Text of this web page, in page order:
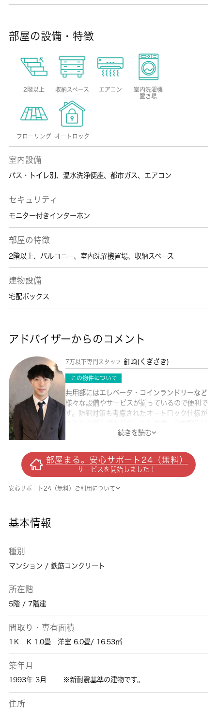
部屋の設備・特徴
2階以上 収納スペース エアコン
室内洗濯機
置き場
フローリング オートロック
室内設備
バス・トイレ別 、 温水洗浄便座、 都市ガス、 エアコン
セキュリティ
モニター付きインターホン
部屋の特徴
2階以上、 バルコニー、 室内洗濯機置場、 収納スペース
建物設備
宅配ボックス
アドバイザーからのコメント
7万以下専門スタッフ 釘崎(くぎざき)
この物件について
共用部にはエレベータ・コインランドリーなど
様々な設備やサービスが揃っているので便利で
す。防犯対策も考慮されたオートロック仕様が
エアコン・フローリングなど豊富に揃ってお
納はシューズボックス・クロゼットなど豊富な
ので、衣類や履き物の整理がしやすく便利で
す。こちらの物件は閑静な住宅地にあります。
バルコニー付きのマンションで、用途に合わせ
続きを読む
部屋まる。安心サポート24（無料）
サービスを開始しました！
安心サポート24（無料）ご利用について
基本情報
種別
マンション / 鉄筋コンクリート
所在階
5階 / 7階建
間取り・専有面積
1Ｋ K 1.0畳 洋室 6.0畳/ 16.53㎡
築年月
1993年 3月 ※新耐震基準の建物です。
住所